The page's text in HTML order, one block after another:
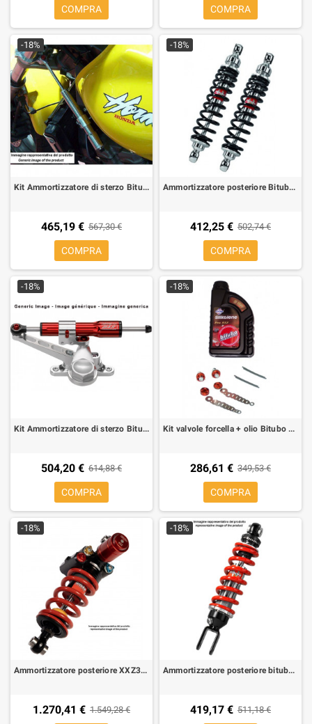
COMPRA COMPRA
-18%
Kit Ammortizzatore di sterzo Bitubo per Honda Hornet 600 98-03,
465,19 € 567,30 €
COMPRA
-18%
Ammortizzatore posteriore Bitubo WMB03 per Suzuki VZ 800 Marauder 96-02, 1 coppia
412,25 € 502,74 €
COMPRA
-18%
Kit Ammortizzatore di sterzo Bitubo per Suzuki GSX-R 1000 01-02, 600 01-03, 750 00-03,
504,20 € 614,88 €
COMPRA
-18%
Kit valvole forcella + olio Bitubo per Yamaha R1 04-05
286,61 € 349,53 €
COMPRA
-18%
Ammortizzatore posteriore XXZ31 Bitubo A0043XXZ31 per Aprilia RSV4-RSV4R 2009-2017
1.270,41 € 1.549,28 €
-18%
Ammortizzatore posteriore bitubo WZE01 per aprilia rally 50 air lc
419,17 € 511,18 €